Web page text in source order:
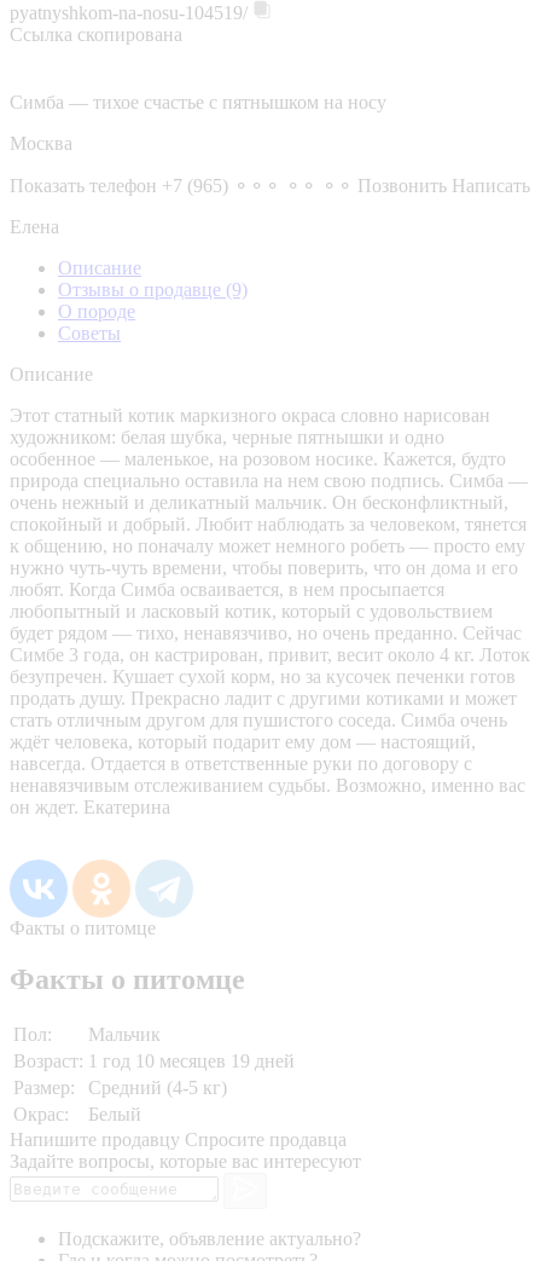
pyatnyshkom-na-nosu-104519/
Ссылка скопирована
Симба — тихое счастье с пятнышком на носу
Москва
Показать телефон +7 (965) ⚬⚬⚬ ⚬⚬ ⚬⚬ Позвонить Написать
Елена
Описание
Отзывы о продавце (9)
О породе
Советы
Описание
Этот статный котик маркизного окраса словно нарисован
художником: белая шубка, черные пятнышки и одно
особенное — маленькое, на розовом носике. Кажется, будто
природа специально оставила на нем свою подпись. Симба —
очень нежный и деликатный мальчик. Он бесконфликтный,
спокойный и добрый. Любит наблюдать за человеком, тянется
к общению, но поначалу может немного робеть — просто ему
нужно чуть-чуть времени, чтобы поверить, что он дома и его
любят. Когда Симба осваивается, в нем просыпается
любопытный и ласковый котик, который с удовольствием
будет рядом — тихо, ненавязчиво, но очень преданно. Сейчас
Симбе 3 года, он кастрирован, привит, весит около 4 кг. Лоток
безупречен. Кушает сухой корм, но за кусочек печенки готов
продать душу. Прекрасно ладит с другими котиками и может
стать отличным другом для пушистого соседа. Симба очень
ждёт человека, который подарит ему дом — настоящий,
навсегда. Отдается в ответственные руки по договору с
ненавязчивым отслеживанием судьбы. Возможно, именно вас
он ждет. Екатерина
Факты о питомце
Факты о питомце
Пол:
Мальчик
Возраст: 1 год 10 месяцев 19 дней
Размер:
Средний (4-5 кг)
Окрас:
Белый
Напишите продавцу Спросите продавца
Задайте вопросы, которые вас интересуют
Подскажите, объявление актуально?